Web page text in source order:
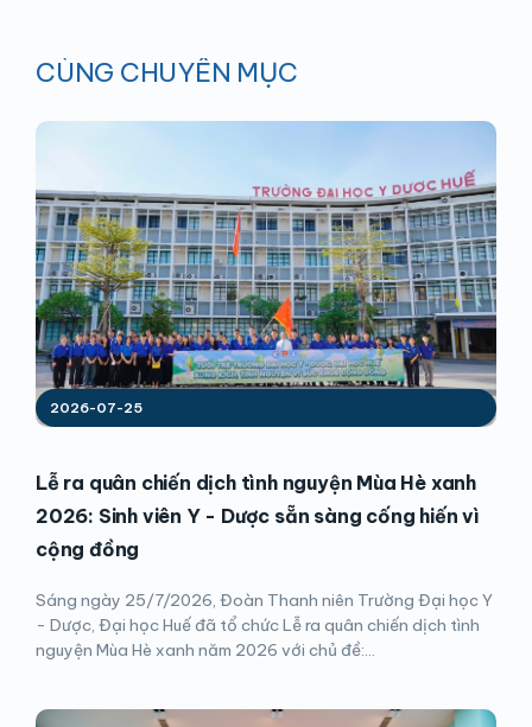
CÙNG CHUYÊN MỤC
2026-07-25
Lễ ra quân chiến dịch tình nguyện Mùa Hè xanh
2026: Sinh viên Y - Dược sẵn sàng cống hiến vì
cộng đồng
Sáng ngày 25/7/2026, Đoàn Thanh niên Trường Đại học Y
- Dược, Đại học Huế đã tổ chức Lễ ra quân chiến dịch tình
nguyện Mùa Hè xanh năm 2026 với chủ đề:...